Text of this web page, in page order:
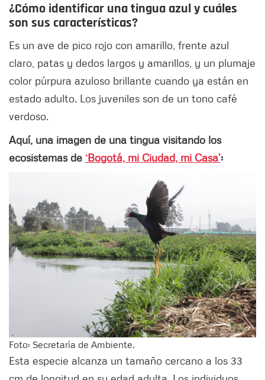
¿Cómo identificar una tingua azul y cuáles
son sus características?
Es un ave de pico rojo con amarillo, frente azul
claro, patas y dedos largos y amarillos, y un plumaje
color púrpura azuloso brillante cuando ya están en
estado adulto. Los juveniles son de un tono café
verdoso.
Aquí, una imagen de una tingua visitando los
ecosistemas de ‘Bogotá, mi Ciudad, mi Casa’:
Foto: Secretaría de Ambiente.
Esta especie alcanza un tamaño cercano a los 33